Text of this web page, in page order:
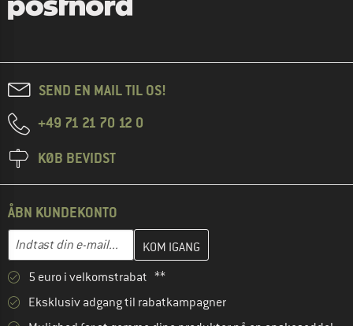
SEND EN MAIL TIL OS!
+49 71 21 70 12 0
KØB BEVIDST
ÅBN KUNDEKONTO
E-mail-adresse
Indtast din e-mailadresse her, og opret i næste trin din
5 euro i velkomstrabat **
Eksklusiv adgang til rabatkampagner